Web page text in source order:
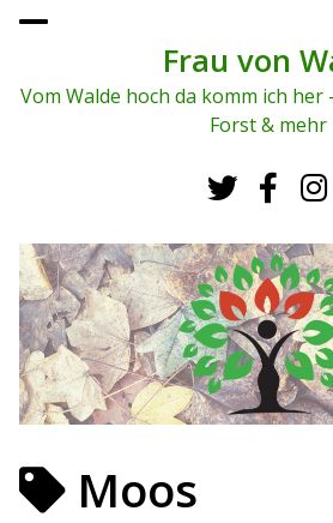
To
me
Frau von
Vom Walde hoch da komm ich her
Forst & mehr
Moos